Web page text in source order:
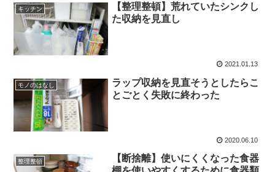
キッチン
【整理整頓】荒れていたシンクし
た収納を見直し
2021.01.13
モノのはなし
ラップ収納を見直そうとしたらこ
とごとく失敗に終わった
2020.06.10
整理整頓
【断捨離】使いにくくなった食器